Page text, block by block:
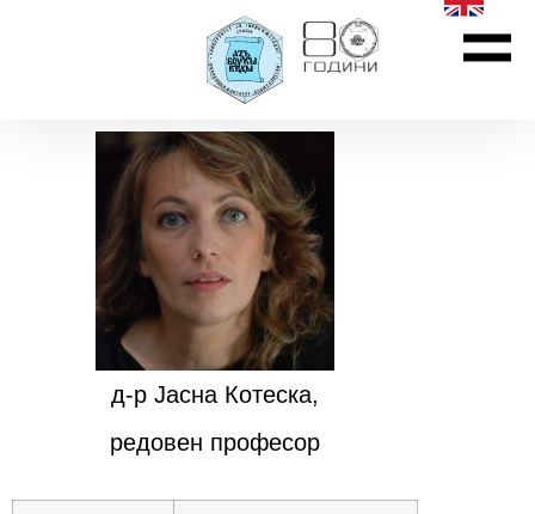
д-р Јасна Котеска,
редовен професор